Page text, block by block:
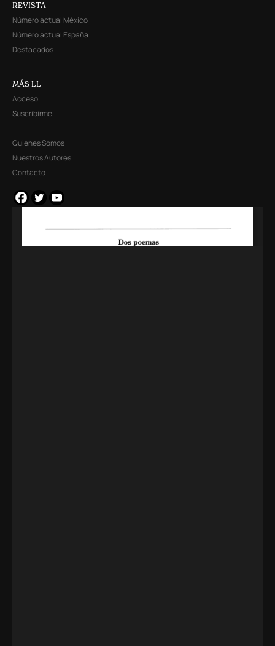
REVISTA
Número actual México
Número actual España
Destacados
MÁS LL
Acceso
Suscribirme
Quienes Somos
Nuestros Autores
Contacto